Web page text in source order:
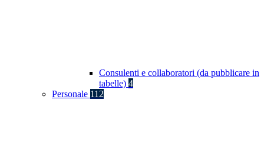
Consulenti e collaboratori (da pubblicare in
tabelle) 4
Personale 112